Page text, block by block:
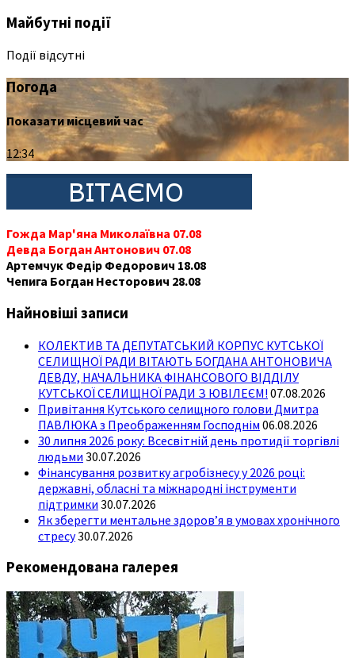
Майбутні події
Події відсутні
Погода
Показати місцевий час
12:34
Гожда Мар'яна Миколаївна 07.08
Девда Богдан Антонович 07.08
Артемчук Федір Федорович 18.08
Чепига Богдан Несторович 28.08
Найновіші записи
КОЛЕКТИВ ТА ДЕПУТАТСЬКИЙ КОРПУС КУТСЬКОЇ
СЕЛИЩНОЇ РАДИ ВІТАЮТЬ БОГДАНА АНТОНОВИЧА
ДЕВДУ, НАЧАЛЬНИКА ФІНАНСОВОГО ВІДДІЛУ
КУТСЬКОЇ СЕЛИЩНОЇ РАДИ З ЮВІЛЕЄМ! 07.08.2026
Привітання Кутського селищного голови Дмитра
ПАВЛЮКА з Преображенням Господнім 06.08.2026
30 липня 2026 року: Всесвітній день протидії торгівлі
людьми 30.07.2026
Фінансування розвитку агробізнесу у 2026 році:
державні, обласні та міжнародні інструменти
підтримки 30.07.2026
Як зберегти ментальне здоров’я в умовах хронічного
стресу30.07.2026
Рекомендована галерея